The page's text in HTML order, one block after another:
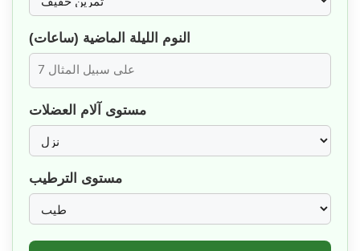
النوم الليلة الماضية (ساعات)
مستوى آلام العضلات
مستوى الترطيب